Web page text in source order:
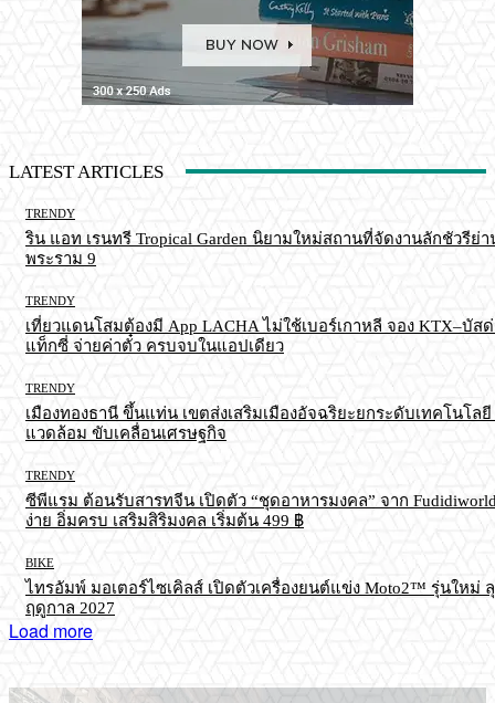
LATEST ARTICLES
TRENDY
ริน แอท เรนทรี Tropical Garden นิยามใหม่สถานที่จัดงานลักชัวรีย่า
พระราม 9
TRENDY
เที่ยวแดนโสมต้องมี App LACHA ไม่ใช้เบอร์เกาหลี จอง KTX–บัส
แท็กซี่ จ่ายค่าตั๋ว ครบจบในแอปเดียว
TRENDY
เมืองทองธานี ขึ้นแท่น เขตส่งเสริมเมืองอัจฉริยะยกระดับเทคโนโลยี
แวดล้อม ขับเคลื่อนเศรษฐกิจ
TRENDY
ซีพีแรม ต้อนรับสารทจีน เปิดตัว “ชุดอาหารมงคล” จาก
ง่าย อิ่มครบ เสริมสิริมงคล เริ่มต้น 499 ฿
BIKE
ไทรอัมพ์ มอเตอร์ไซเคิลส์ เปิดตัวเครื่องยนต์แข่ง Moto2™ รุ่นใหม่
ฤดูกาล 2027
Load more